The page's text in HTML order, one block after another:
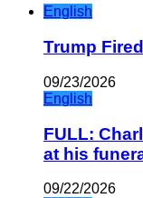
English
Trump
09/23/2026
English
FULL:
at his
09/22/2026